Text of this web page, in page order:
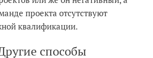
проекта отсутствуют
квалификации.
способы